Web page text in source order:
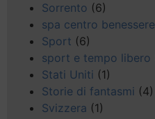
Sorrento (6)
spa centro benessere
Sport (6)
sport e tempo libero
Stati Uniti (1)
Storie di fantasmi (4)
Svizzera (1)